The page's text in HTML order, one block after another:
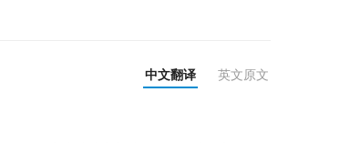
中文翻译 英文原文